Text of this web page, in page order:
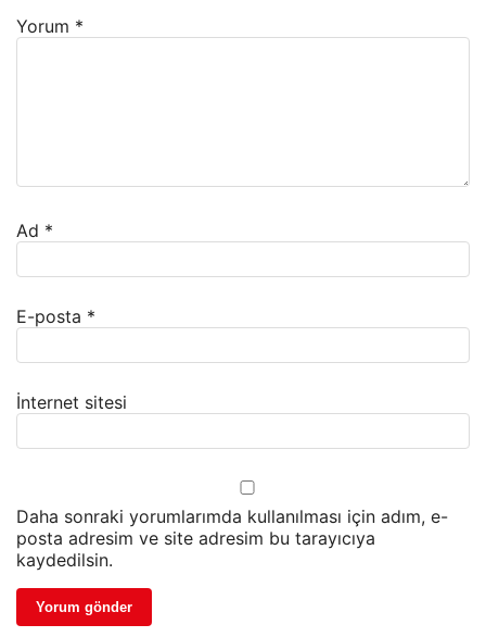
Yorum *
Ad *
E-posta *
İnternet sitesi
Daha sonraki yorumlarımda kullanılması için adım, e-
posta adresim ve site adresim bu tarayıcıya
kaydedilsin.